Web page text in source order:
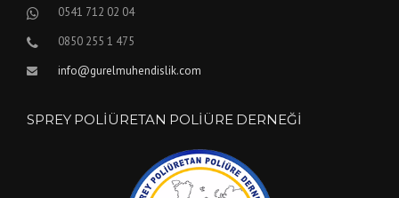
0541 712 02 04
0850 255 1 475
info@gurelmuhendislik.com
SPREY POLIÜRETAN POLIÜRE DERNEĞI